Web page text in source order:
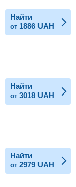
Найти
от 1886 UAH
Найти
от 3018 UAH
Найти
от 2979 UAH